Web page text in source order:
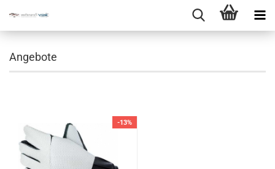
Angebote
-13%